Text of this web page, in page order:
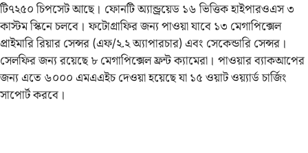
টি৭২৫০ চিপসেট আছে। ফোনটি অ্যান্ড্রয়েড ১৬ ভিত্তিক হাইপারওএস ৩
কাস্টম স্কিনে চলবে। ফটোগ্রাফির জন্য পাওয়া যাবে ১৩ মেগাপিক্সেল
প্রাইমারি রিয়ার সেন্সর (এফ/২.২ অ্যাপারচার) এবং সেকেন্ডারি সেন্সর।
সেলফির জন্য রয়েছে ৮ মেগাপিক্সেল ফ্রন্ট ক্যামেরা। পাওয়ার ব্যাকআপের
জন্য এতে ৬০০০ এমএএইচ দেওয়া হয়েছে যা ১৫ ওয়াট ওয়্যার্ড চার্জিং
সাপোর্ট করবে।